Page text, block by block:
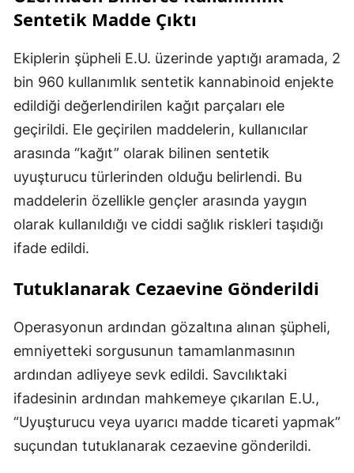
Sentetik Madde Çıktı
Ekiplerin şüpheli E.U. üzerinde yaptığı aramada, 2
bin 960 kullanımlık sentetik kannabinoid enjekte
edildiği değerlendirilen kağıt parçaları ele
geçirildi. Ele geçirilen maddelerin, kullanıcılar
arasında “kağıt” olarak bilinen sentetik
uyuşturucu türlerinden olduğu belirlendi. Bu
maddelerin özellikle gençler arasında yaygın
olarak kullanıldığı ve ciddi sağlık riskleri taşıdığı
ifade edildi.
Tutuklanarak Cezaevine Gönderildi
Operasyonun ardından gözaltına alınan şüpheli,
emniyetteki sorgusunun tamamlanmasının
ardından adliyeye sevk edildi. Savcılıktaki
ifadesinin ardından mahkemeye çıkarılan E.U.,
“Uyuşturucu veya uyarıcı madde ticareti yapmak”
suçundan tutuklanarak cezaevine gönderildi.